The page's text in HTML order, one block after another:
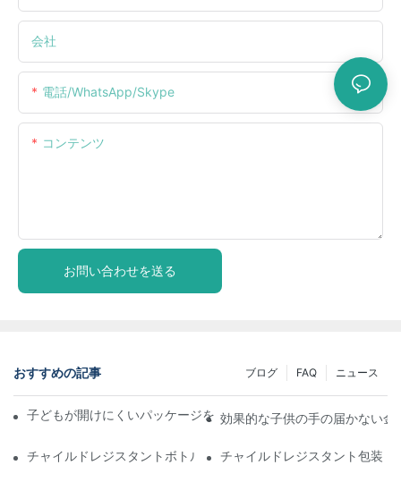
会社
電話/WhatsApp/Skype
コンテンツ
お問い合わせを送る
おすすめの記事 ニュース
FAQ
ブログ
子どもが開けにくいパッケージを理解する：子どもの安全を確保
効果的な子供の手の届かない金
チャイルドレジスタントボトル：遵守のために知っておくべきこ
チャイルドレジスタント包装：